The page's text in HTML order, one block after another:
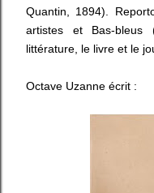
Quantin, 1894).
artistes et Bas-
littérature, le livre et le
Octave Uzanne écrit :